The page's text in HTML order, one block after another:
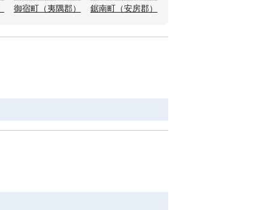
御宿町（夷隅郡） 鋸南町（安房郡）